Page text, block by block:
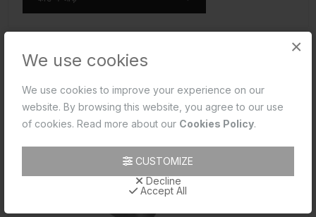
×
We use cookies
We use cookies to improve your experience on our
website. By browsing this website, you agree to our use
of cookies. Read more about our Cookies Policy.
CUSTOMIZE
Decline
Accept All